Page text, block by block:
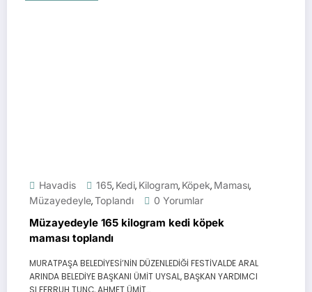
Havadis 165, Kedi, Kilogram, Köpek, Maması,
Müzayedeyle,Toplandı 0 Yorumlar
Müzayedeyle 165 kilogram kedi köpek
maması toplandı
MURATPAŞA BELEDİYESİ’NİN DÜZENLEDİĞİ FESTİVALDE ARAL
ARINDA BELEDİYE BAŞKANI ÜMİT UYSAL, BAŞKAN YARDIMCI
SI FERRUH TUNÇ, AHMET ÜMİT…